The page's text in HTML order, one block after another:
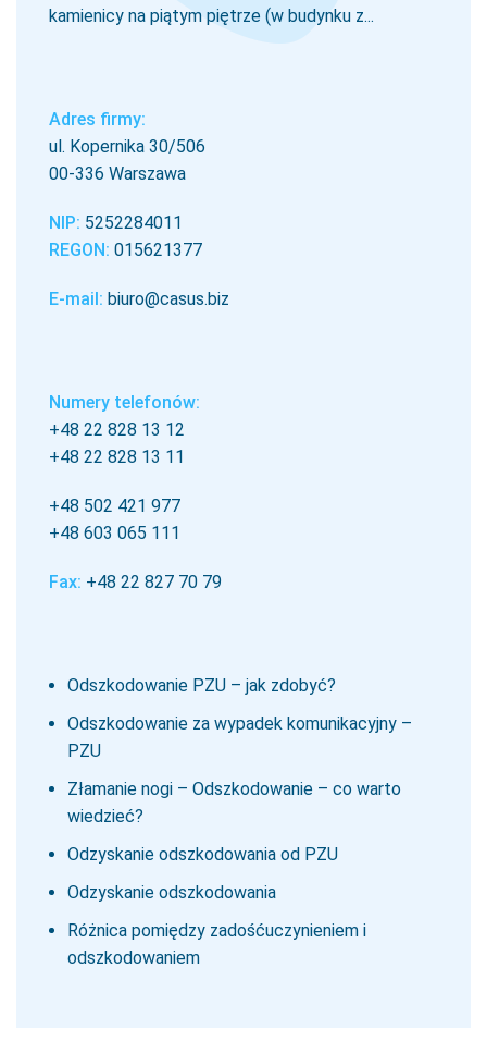
kamienicy na piątym piętrze (w budynku z...
Adres firmy:
ul. Kopernika 30/506
00-336 Warszawa
NIP: 5252284011
REGON: 015621377
E-mail: biuro@casus.biz
Numery telefonów:
+48 22 828 13 12
+48 22 828 13 11
+48 502 421 977
+48 603 065 111
Fax: +48 22 827 70 79
Odszkodowanie PZU – jak zdobyć?
Odszkodowanie za wypadek komunikacyjny –
PZU
Złamanie nogi – Odszkodowanie – co warto
wiedzieć?
Odzyskanie odszkodowania od PZU
Odzyskanie odszkodowania
Różnica pomiędzy zadośćuczynieniem i
odszkodowaniem